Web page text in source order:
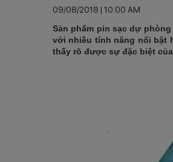
09/08/2018 | 10:00 AM
Sản phẩm pin sạc dự
với nhiều tính năng nổi bật
thấy rõ được sự đặc biệt